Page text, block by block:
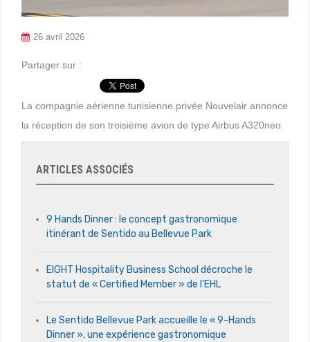
26 avril 2026
Partager sur :
La compagnie aérienne tunisienne privée Nouvelair annonce
la réception de son troisième avion de type Airbus A320neo.
ARTICLES ASSOCIÉS
9 Hands Dinner : le concept gastronomique
itinérant de Sentido au Bellevue Park
EIGHT Hospitality Business School décroche le
statut de « Certified Member » de l’EHL
Le Sentido Bellevue Park accueille le « 9-Hands
Dinner », une expérience gastronomique